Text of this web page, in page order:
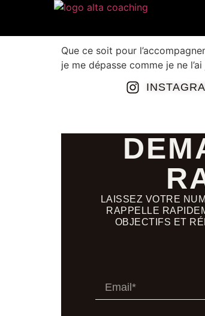
Aliénor
Que ce soit pour
je me dépasse comme je ne
LAISSEZ VOTRE
RAPPELLE
OBJECTIFS ET